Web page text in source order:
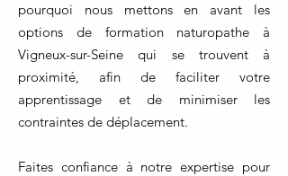
pourquoi nous mettons en avant les
options de formation naturopathe à
Vigneux-sur-Seine qui se trouvent à
proximité, afin de faciliter votre
apprentissage et de minimiser les
contraintes de déplacement.
Faites confiance à notre expertise pour